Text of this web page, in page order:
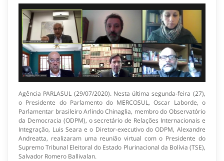
Agência PARLASUL (29/07/2020). Nesta última segunda-feira (27),
o Presidente do Parlamento do MERCOSUL, Oscar Laborde, o
Parlamentar brasileiro Arlindo Chinaglia, membro do Observatório
da Democracia (ODPM), o secretário de Relações Internacionais e
Integração, Luis Seara e o Diretor-executivo do ODPM, Alexandre
Andreatta, realizaram uma reunião virtual com o Presidente do
Supremo Tribunal Eleitoral do Estado Plurinacional da Bolívia (TSE),
Salvador Romero Ballivalan.